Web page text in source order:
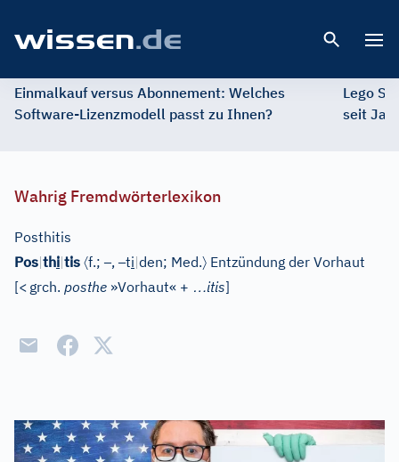
Einmalkauf versus Abonnement: Welches
Software-Lizenzmodell passt zu Ihnen?
Lego
seit
Wahrig Fremdwörterlexikon
Posthitis
Pos|thi|tis 〈f.;–,–ti|den; Med.〉 Entzündung der Vorhaut
[< grch. posthe »Vorhaut« + …itis]